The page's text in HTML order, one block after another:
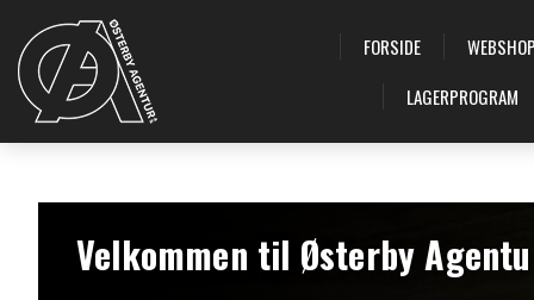
FORSIDE
LAGERPROGRAM
Velkommen til Østerby